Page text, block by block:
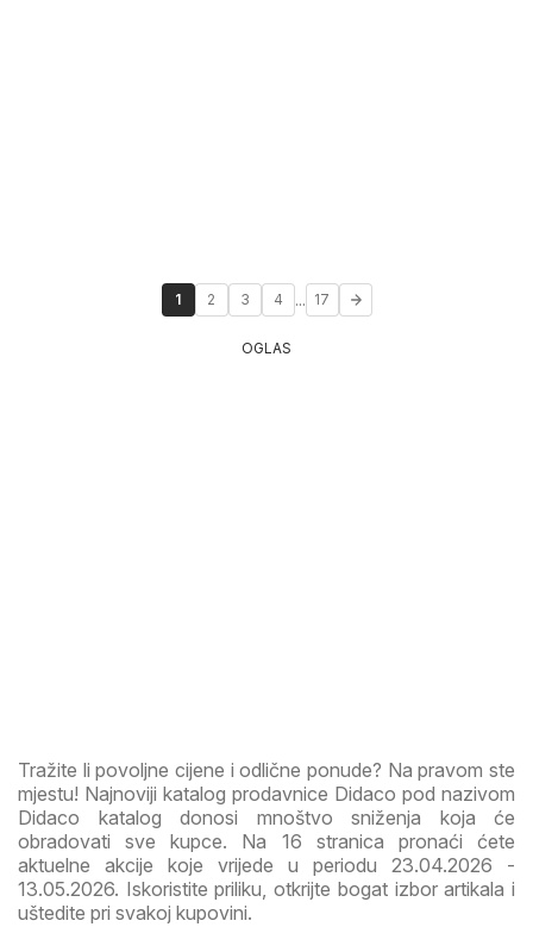
1 2 3 4 ... 17
OGLAS
Tražite li povoljne cijene i odlične ponude? Na pravom ste
mjestu! Najnoviji katalog prodavnice Didaco pod nazivom
Didaco katalog donosi mnoštvo sniženja koja će
obradovati sve kupce. Na 16 stranica pronaći ćete
aktuelne akcije koje vrijede u periodu 23.04.2026 -
13.05.2026. Iskoristite priliku, otkrijte bogat izbor artikala i
uštedite pri svakoj kupovini.